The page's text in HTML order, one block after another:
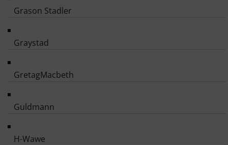
Grason Stadler
Graystad
GretagMacbeth
Guldmann
H-Wawe